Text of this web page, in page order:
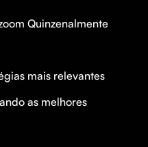
Quinzenalmente
mais relevantes
as melhores